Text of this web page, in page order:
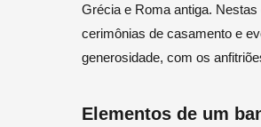
Grécia e Roma antiga.
cerimônias de casamento e
generosidade, com os
Elementos de um